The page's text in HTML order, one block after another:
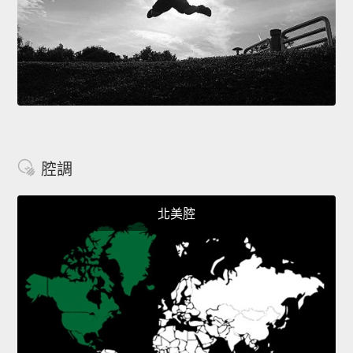
腔調
北美腔